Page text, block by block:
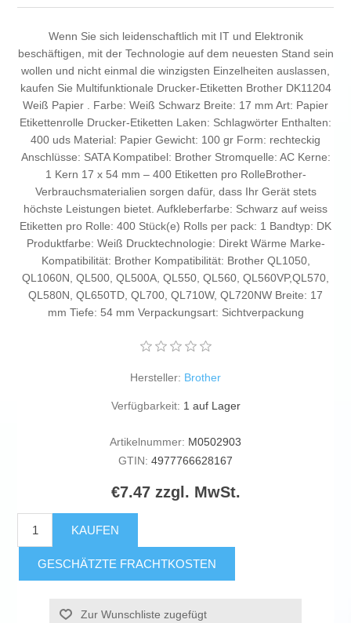
Wenn Sie sich leidenschaftlich mit IT und Elektronik
beschäftigen, mit der Technologie auf dem neuesten Stand sein
wollen und nicht einmal die winzigsten Einzelheiten auslassen,
kaufen Sie Multifunktionale Drucker-Etiketten Brother DK11204
Weiß Papier . Farbe: Weiß Schwarz Breite: 17 mm Art: Papier
Etikettenrolle Drucker-Etiketten Laken: Schlagwörter Enthalten:
400 uds Material: Papier Gewicht: 100 gr Form: rechteckig
Anschlüsse: SATA Kompatibel: Brother Stromquelle: AC Kerne:
1 Kern 17 x 54 mm – 400 Etiketten pro RolleBrother-
Verbrauchsmaterialien sorgen dafür, dass Ihr Gerät stets
höchste Leistungen bietet. Aufkleberfarbe: Schwarz auf weiss
Etiketten pro Rolle: 400 Stück(e) Rolls per pack: 1 Bandtyp: DK
Produktfarbe: Weiß Drucktechnologie: Direkt Wärme Marke-
Kompatibilität: Brother Kompatibilität: Brother QL1050,
QL1060N, QL500, QL500A, QL550, QL560, QL560VP,QL570,
QL580N, QL650TD, QL700, QL710W, QL720NW Breite: 17
mm Tiefe: 54 mm Verpackungsart: Sichtverpackung
Hersteller: Brother
Verfügbarkeit: 1 auf Lager
Artikelnummer: M0502903
GTIN: 4977766628167
€7.47 zzgl. MwSt.
KAUFEN
GESCHÄTZTE FRACHTKOSTEN
Zur Wunschliste zugefügt